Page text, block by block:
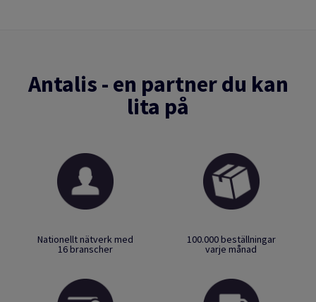
Antalis - en partner du kan
lita på
Nationellt nätverk med
16 branscher
100.000 beställningar
varje månad